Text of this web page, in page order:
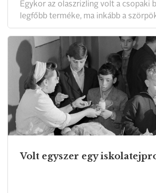
Egykor az olaszrizling volt a csopaki
legfőbb terméke, ma inkább a
Volt egyszer egy